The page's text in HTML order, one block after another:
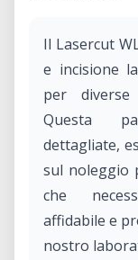
Il Lasercut
e incisione
per
Questa
dettagliate,
sul noleggio
che
affidabile e
nostro